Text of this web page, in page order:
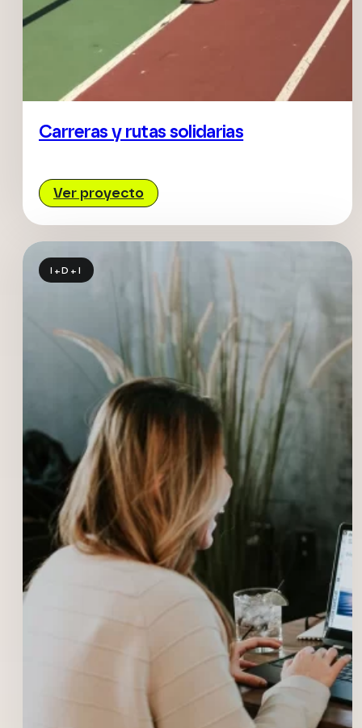
Carreras y rutas solidarias
Ver proyecto
I+D+I